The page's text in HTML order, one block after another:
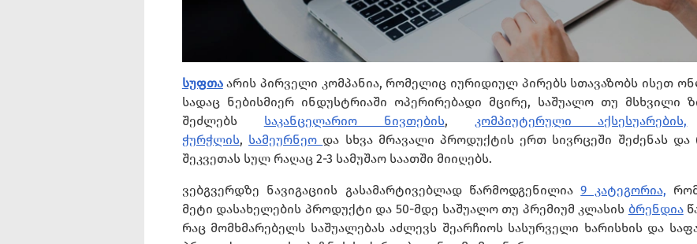
სუფთა არის პირველი კომპანია, რომელიც იურიდიულ პირებს სთავაზობს ისეთ
სადაც ნებისმიერ ინდუსტრიაში ოპერირებადი მცირე, საშუალო თუ მსხვილი
შეძლებს საკანცელარიო ნივთების, კომპიუტერული აქსესუარების,
ჭურჭლის, სამეურნეო და სხვა მრავალი პროდუქტის ერთ სივრცეში შეძენას და
შეკვეთას სულ რაღაც 2-3 სამუშაო საათში მიიღებს.
ვებგვერდზე ნავიგაციის გასამარტივებლად წარმოდგენილია9 კატეგორია,
მეტი დასახელების პროდუქტი და 50-მდე საშუალო თუ პრემიუმ კლასის ბრენდია
რაც მომხმარებელს საშუალებას აძლევს შეარჩიოს სასურველი ხარისხის და